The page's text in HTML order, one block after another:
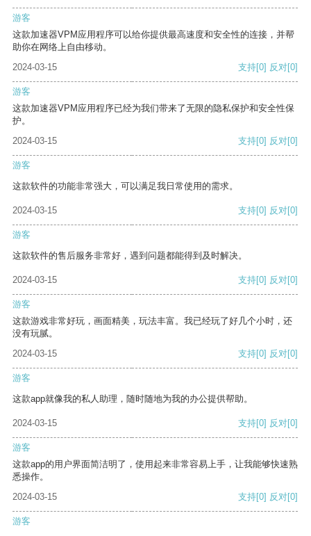
游客
这款加速器VPM应用程序可以给你提供最高速度和安全性的连接，并帮
助你在网络上自由移动。
2024-03-15
支持[0] 反对[0]
游客
这款加速器VPM应用程序已经为我们带来了无限的隐私保护和安全性保
护。
2024-03-15
支持[0] 反对[0]
游客
这款软件的功能非常强大，可以满足我日常使用的需求。
2024-03-15 支持[0] 反对[0]
游客
这款软件的售后服务非常好，遇到问题都能得到及时解决。
2024-03-15 支持[0] 反对[0]
游客
这款游戏非常好玩，画面精美，玩法丰富。我已经玩了好几个小时，还
没有玩腻。
2024-03-15
支持[0] 反对[0]
游客
这款app就像我的私人助理，随时随地为我的办公提供帮助。
2024-03-15 支持[0] 反对[0]
游客
这款app的用户界面简洁明了，使用起来非常容易上手，让我能够快速熟
悉操作。
2024-03-15
支持[0] 反对[0]
游客